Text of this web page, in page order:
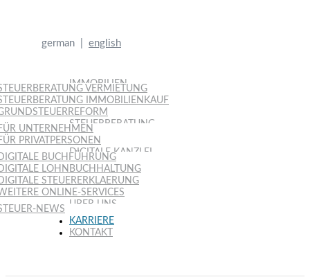
german | english
IMMOBILIEN
VERMIETUNG
IMMOBILIENKAUF
STEUERBERATUNG
UNTERNEHMEN
PRIVATPERSONEN
DIGITALE KANZLEI
BUCHFÜHRUNG
LOHNBUCHHALTUNG
STEUERERKLAERUNG
ONLINE-SERVICES
ÜBER UNS
NEWS
KARRIERE
KONTAKT